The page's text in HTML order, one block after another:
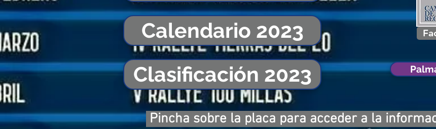
Calendario 2023
Clasificación 2023
Pincha sobre la placa para acceder a la